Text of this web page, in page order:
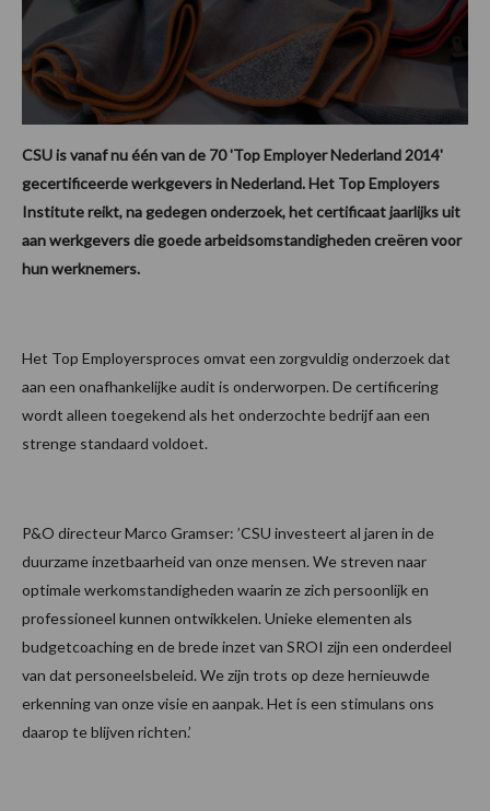
CSU is vanaf nu één van de 70 'Top Employer Nederland 2014'
gecertificeerde werkgevers in Nederland. Het Top Employers
Institute reikt, na gedegen onderzoek, het certificaat jaarlijks uit
aan werkgevers die goede arbeidsomstandigheden creëren voor
hun werknemers.
Het Top Employersproces omvat een zorgvuldig onderzoek dat
aan een onafhankelijke audit is onderworpen. De certificering
wordt alleen toegekend als het onderzochte bedrijf aan een
strenge standaard voldoet.
P&O directeur Marco Gramser: ’CSU investeert al jaren in de
duurzame inzetbaarheid van onze mensen. We streven naar
optimale werkomstandigheden waarin ze zich persoonlijk en
professioneel kunnen ontwikkelen. Unieke elementen als
budgetcoaching en de brede inzet van SROI zijn een onderdeel
van dat personeelsbeleid. We zijn trots op deze hernieuwde
erkenning van onze visie en aanpak. Het is een stimulans ons
daarop te blijven richten.’